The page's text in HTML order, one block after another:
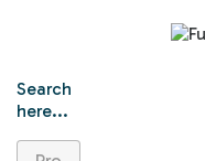
Search
here...